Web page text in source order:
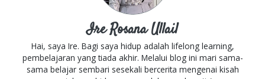
Ire Rosana Ullail
Hai, saya Ire. Bagi saya hidup adalah lifelong learning,
pembelajaran yang tiada akhir. Melalui blog ini mari sama-
sama belajar sembari sesekali bercerita mengenai kisah